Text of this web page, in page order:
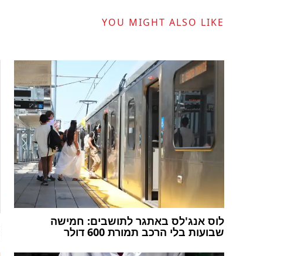
YOU MIGHT ALSO LIKE
לוס אנג'לס באתגר לתושבים: חמישה
שבועות בלי הרכב תמורת 600 דולר